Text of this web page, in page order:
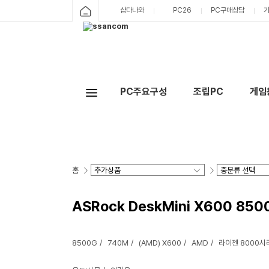
샵다나와 PC26 PC구매상담
PC주요구성 조립PC 게
홈
ASRock DeskMini X600
8500G 740M (AMD) X600 AMD 라이젠 8000시